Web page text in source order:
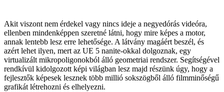
Akit viszont nem érdekel vagy nincs ideje a negyedórás videóra,
ellenben mindenképpen szeretné látni, hogy mire képes a motor,
annak lentebb lesz erre lehetősége. A látvány magáért beszél, és
azért lehet ilyen, mert az UE 5 nanite-okkal dolgoznak, egy
virtualizált mikropoligonokból álló geometriai rendszer. Segítségével
rendkívül kidolgozott képi világban lesz majd részünk úgy, hogy a
fejlesztők képesek lesznek több millió sokszögből álló filmminőségű
grafikát létrehozni és elhelyezni.